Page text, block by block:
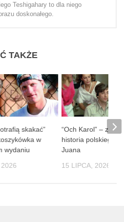
Teshigahary to dla niego
doskonałego.
TAKŻE
skakać”
w
wydaniu
“Och Karol” –
historia polskiego
Juana
15 LIPCA, 2026